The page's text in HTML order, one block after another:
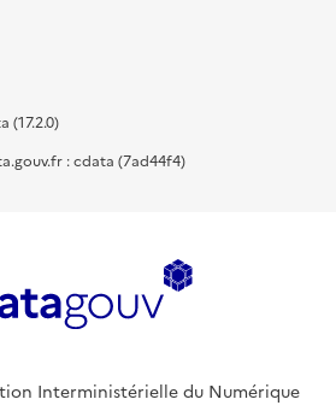
(17.2.0)
: cdata (7ad44f4)
Interministérielle du Numérique